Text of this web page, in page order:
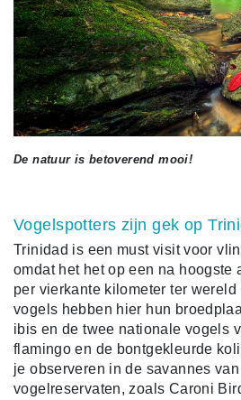
De natuur is betoverend mooi!
Vogelspotters zijn gek op
Trinidad is een must visit voor
omdat het het op een na hoogste
per vierkante kilometer ter
vogels hebben hier hun
ibis en de twee nationale vogels
flamingo en de bontgekleurde
je observeren in de savannes
vogelreservaten, zoals Caroni